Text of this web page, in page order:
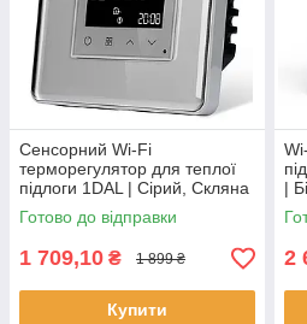
Сенсорний Wi-Fi
терморегулятор для теплої
підлоги 1DAL | Сірий, Скляна
рамка
Готово до відправки
1 709,10 ₴ 1 899 ₴
Купити
|
2